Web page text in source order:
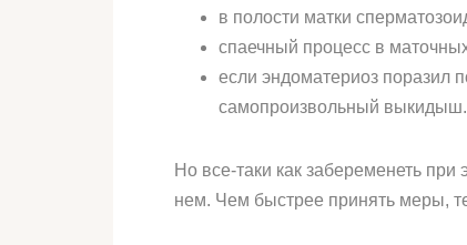
в полости матки
спаечный процесс в
если эндоматериоз поразил
самопроизвольный выкидыш.
Но все-таки как забеременеть
нем. Чем быстрее принять меры,